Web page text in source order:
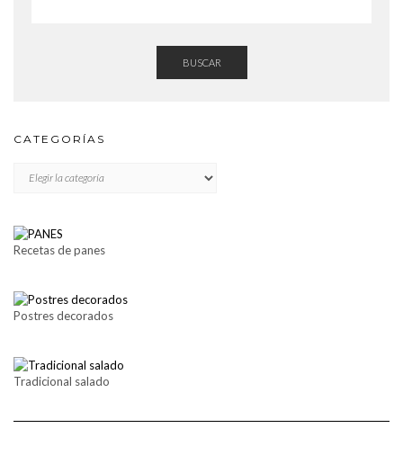
BUSCAR
CATEGORÍAS
Recetas de panes
Postres decorados
Tradicional salado